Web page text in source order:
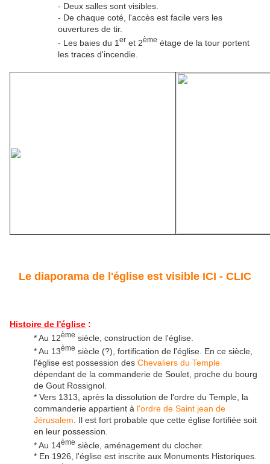
- Deux salles sont visibles.
- De chaque coté, l'accès est facile vers les
ouvertures de tir.
- Les baies du 1 er et 2ème étage de la tour portent
les traces d'incendie.
Le diaporama de l'église est visible ICI - CLIC
Histoire de l'église :
* Au 12ème siècle, construction de l'église.
* Au 13ème siècle (?), fortification de l'église. En ce siècle,
l'église est possession des Chevaliers du Temple
dépendant de la commanderie de Soulet, proche du bourg
de Gout Rossignol.
* Vers 1313, après la dissolution de l'ordre du Temple, la
commanderie appartient à l'ordre de Saint jean de
Jérusalem . Il est fort probable que cette église fortifiée soit
en leur possession.
* Au 14ème siècle, aménagement du clocher.
* En 1926, l'église est inscrite aux Monuments Historiques.